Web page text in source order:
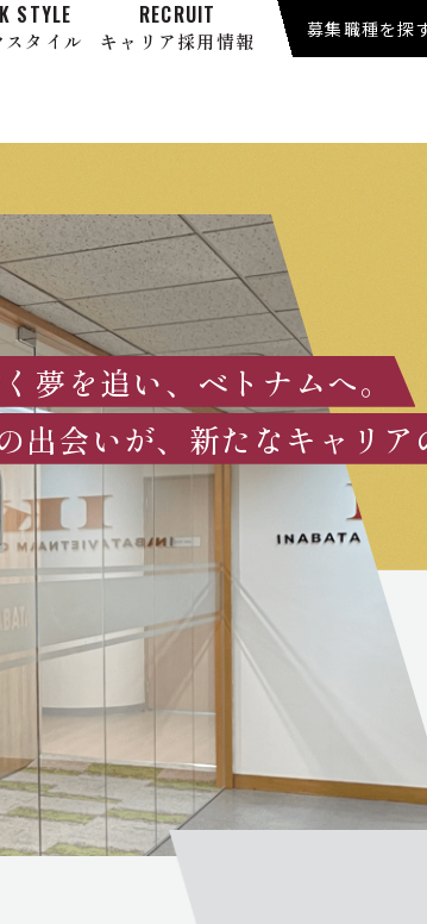
は新卒採用サイ
は新卒採用サイ
STYLE
スタイル
は新卒採用サイ
RECRUIT
キャリア採用情報 募集職種を探
インタビュー
ワークスタイル
働き方の支援
制度
キャリア採用情報
夢を追い、ベトナムへ。
出会いが、新たなキャリア